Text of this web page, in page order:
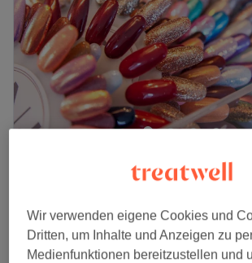
28 Bewertungen
Last Minute
Shellac entfernen
20 Min.
Wir verwenden eigene Cookies und
Dritten, um Inhalte und Anzeigen zu
Medienfunktionen bereitzustellen und